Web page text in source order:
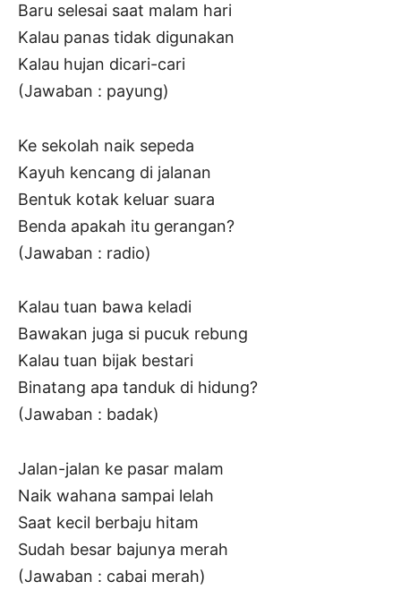
Baru selesai saat malam hari
Kalau panas tidak digunakan
Kalau hujan dicari-cari
(Jawaban : payung)
Ke sekolah naik sepeda
Kayuh kencang di jalanan
Bentuk kotak keluar suara
Benda apakah itu gerangan?
(Jawaban : radio)
Kalau tuan bawa keladi
Bawakan juga si pucuk rebung
Kalau tuan bijak bestari
Binatang apa tanduk di hidung?
(Jawaban : badak)
Jalan-jalan ke pasar malam
Naik wahana sampai lelah
Saat kecil berbaju hitam
Sudah besar bajunya merah
(Jawaban : cabai merah)